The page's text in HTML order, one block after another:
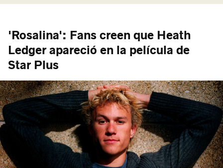
'Rosalina': Fans creen que Heath
Ledger apareció en la película de
Star Plus